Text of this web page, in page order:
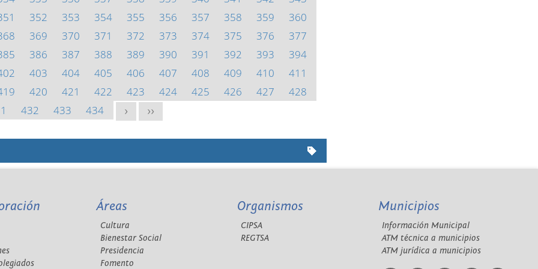
352 353 354 355 356 357 358 359
360
369 370 371 372 373 374 375 376
377
386 387 388 389 390 391 392 393
394
403 404 405 406 407 408 409 410
411
420 421 422 423 424 425 426 427
428
432 433 434 > >>
Áreas
Cultura
Bienestar Social
Presidencia
Fomento
Organismos
CIPSA
REGTSA
Municipios
Información Municipal
ATM técnica a municipios
ATM jurídica a municipios